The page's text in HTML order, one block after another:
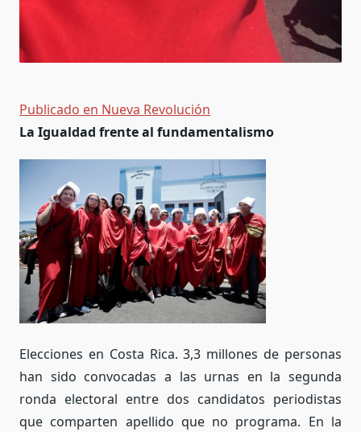
Publicado en Nueva Revolución
La Igualdad frente al fundamentalismo
Elecciones en Costa Rica. 3,3 millones de personas
han sido convocadas a las urnas en la segunda
ronda electoral entre dos candidatos periodistas
que comparten apellido que no programa. En la